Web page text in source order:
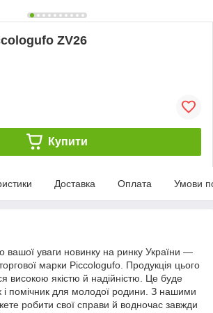
ZV26
Купити
Доставка Оплата Умови
вашої уваги новинку на ринку України —
марки Piccologufo. Продукція цього
високою якістю й надійністю. Це буде
і помічник для молодої родини. З нашими
робити свої справи й водночас завжди